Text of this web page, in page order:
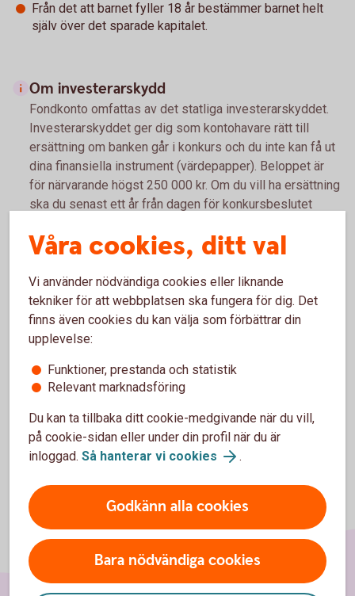
Från det att barnet fyller 18 år bestämmer barnet helt
själv över det sparade kapitalet.
Om investerarskydd
Fondkonto omfattas av det statliga investerarskyddet.
Investerarskyddet ger dig som kontohavare rätt till
ersättning om banken går i konkurs och du inte kan få ut
dina finansiella instrument (värdepapper). Beloppet är
för närvarande högst 250 000 kr. Om du vill ha ersättning
ska du senast ett år från dagen för konkursbeslutet
ersättningen.
Riksgälden betalar ut ersättning inom 7 arbetsdagar från
den dag banken försattes i konkurs eller
Finansinspektionen beslutade att garantin ska träda in.
Investerarskyddet
Insättningsgarantin
Våra cookies, ditt val
Vi använder nödvändiga cookies eller liknande
tekniker för att webbplatsen ska fungera för dig. Det
finns även cookies du kan välja som förbättrar din
upplevelse:
Funktioner, prestanda och statistik
Relevant marknadsföring
Du kan ta tillbaka ditt cookie-medgivande när du vill,
på cookie-sidan eller under din profil när du är
inloggad. Så hanterar vi cookies .
Godkänn alla cookies
Bara nödvändiga cookies